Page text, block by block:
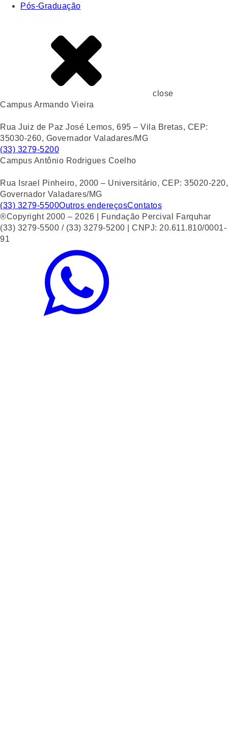
Pós-Graduação
close
Campus Armando Vieira
Rua Juiz de Paz José Lemos, 695 – Vila Bretas, CEP:
35030-260, Governador Valadares/MG
(33) 3279-5200
Campus Antônio Rodrigues Coelho
Rua Israel Pinheiro, 2000 – Universitário, CEP: 35020-220,
Governador Valadares/MG
(33) 3279-5500Outros endereçosContatos
®Copyright 2000 – 2026 | Fundação Percival Farquhar
(33) 3279-5500 / (33) 3279-5200 | CNPJ: 20.611.810/0001-
91